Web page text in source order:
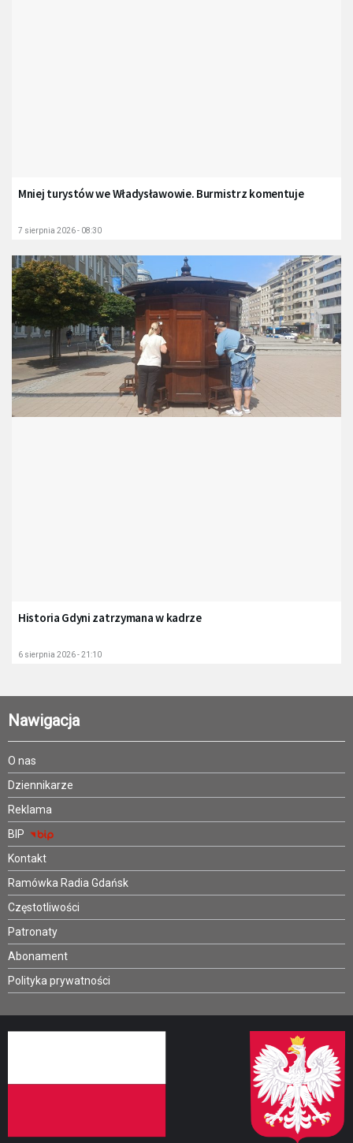
Mniej turystów we Władysławowie. Burmistrz komentuje
7 sierpnia 2026 - 08:30
Historia Gdyni zatrzymana w kadrze
6 sierpnia 2026 - 21:10
Nawigacja
O nas
Dziennikarze
Reklama
BIP
Kontakt
Ramówka Radia Gdańsk
Częstotliwości
Patronaty
Abonament
Polityka prywatności